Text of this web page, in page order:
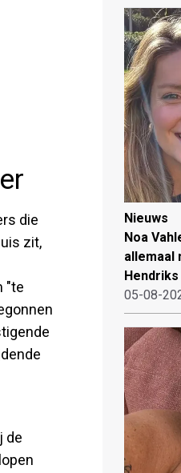
die
zit,
"te
de
Nieuws
Noa
allemaal
05-08-